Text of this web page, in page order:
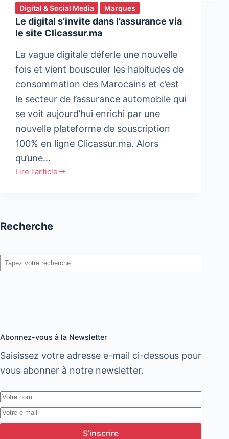
Digital & Social Media Marques
Le digital s’invite dans l’assurance via
le site Clicassur.ma
La vague digitale déferle une nouvelle
fois et vient bousculer les habitudes de
consommation des Marocains et c’est
le secteur de l’assurance automobile qui
se voit aujourd’hui enrichi par une
nouvelle plateforme de souscription
100% en ligne Clicassur.ma. Alors
qu’une…
Lire l'article
Le
l’assurance
site
Clicassur.ma
Recherche
Rechercher
Abonnez-vous à la Newsletter
Saisissez votre adresse e-mail ci-dessous pour
vous abonner à notre newsletter.
S’inscrire